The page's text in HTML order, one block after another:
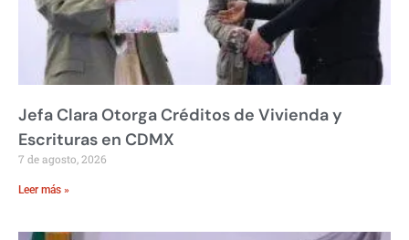
Jefa Clara Otorga Créditos de Vivienda y
Escrituras en CDMX
7 de agosto, 2026
Leer más »